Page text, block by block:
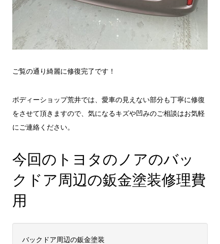
ご覧の通り綺麗に修復完了です！
ボディーショップ荒井では、愛車の見えない部分も丁寧に修復
をさせて頂きますので、気になるキズや凹みのご相談はお気軽
にご連絡ください。
今回のトヨタのノアのバッ
クドア周辺の鈑金塗装修理費
用
バックドア周辺の鈑金塗装